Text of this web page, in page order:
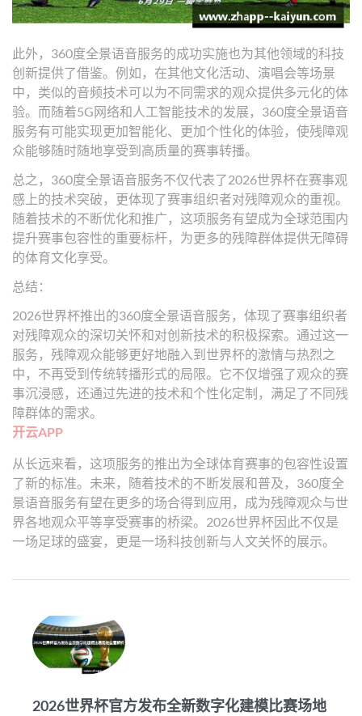
此外，360度全景语音服务的成功实施也为其他领域的科技
创新提供了借鉴。例如，在其他文化活动、演唱会等场景
中，类似的音频技术可以为不同需求的观众提供多元化的体
验。而随着5G网络和人工智能技术的发展，360度全景语音
服务有可能实现更加智能化、更加个性化的体验，使残障观
众能够随时随地享受到高质量的赛事转播。
总之，360度全景语音服务不仅代表了2026世界杯在赛事观
感上的技术突破，更体现了赛事组织者对残障观众的重视。
随着技术的不断优化和推广，这项服务有望成为全球范围内
提升赛事包容性的重要标杆，为更多的残障群体提供无障碍
的体育文化享受。
总结：
2026世界杯推出的360度全景语音服务，体现了赛事组织者
对残障观众的深切关怀和对创新技术的积极探索。通过这一
服务，残障观众能够更好地融入到世界杯的激情与热烈之
中，不再受到传统转播形式的局限。它不仅增强了观众的赛
事沉浸感，还通过先进的技术和个性化定制，满足了不同残
障群体的需求。
开云APP
从长远来看，这项服务的推出为全球体育赛事的包容性设置
了新的标准。未来，随着技术的不断发展和普及，360度全
景语音服务有望在更多的场合得到应用，成为残障观众与世
界各地观众平等享受赛事的桥梁。2026世界杯因此不仅是
一场足球的盛宴，更是一场科技创新与人文关怀的展示。
2026世界杯官方发布全新数字化建模比赛场地